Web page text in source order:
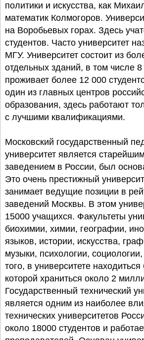
политики и искусства, как
математик Колмогоров.
на Воробьевых горах. Здесь
студентов. Часто университет
МГУ. Университет состоит из
отдельных зданий, в том числе
проживает более 12 000
один из главных центров
образования, здесь работают
с лучшими квалификациями.
Московский государственный
университет является
заведением в России, был
Это очень престижный
занимает ведущие позиции в
заведений Москвы. В этом
15000 учащихся. Факультеты
биохимии, химии, географии,
языков, истории, искусства,
музыки, психологии,
того, в университете
которой храниться около 2
Государственный технический
является одним из наиболее
технических университетов
около 18000 студентов и